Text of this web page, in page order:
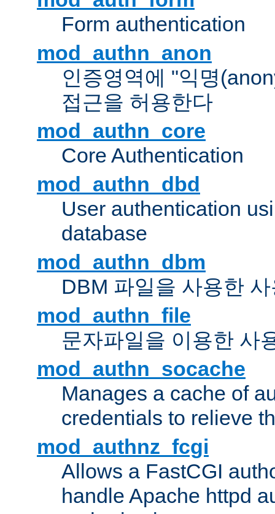
Form authentication
mod_authn_anon
인증영역에 "익명
접근을 허용한다
mod_authn_core
Core Authentication
mod_authn_dbd
User authentication
database
mod_authn_dbm
DBM 파일을 사용한
mod_authn_file
문자파일을 이용한 사
mod_authn_socache
Manages a cache of
credentials to relieve
mod_authnz_fcgi
Allows a FastCGI
handle Apache httpd